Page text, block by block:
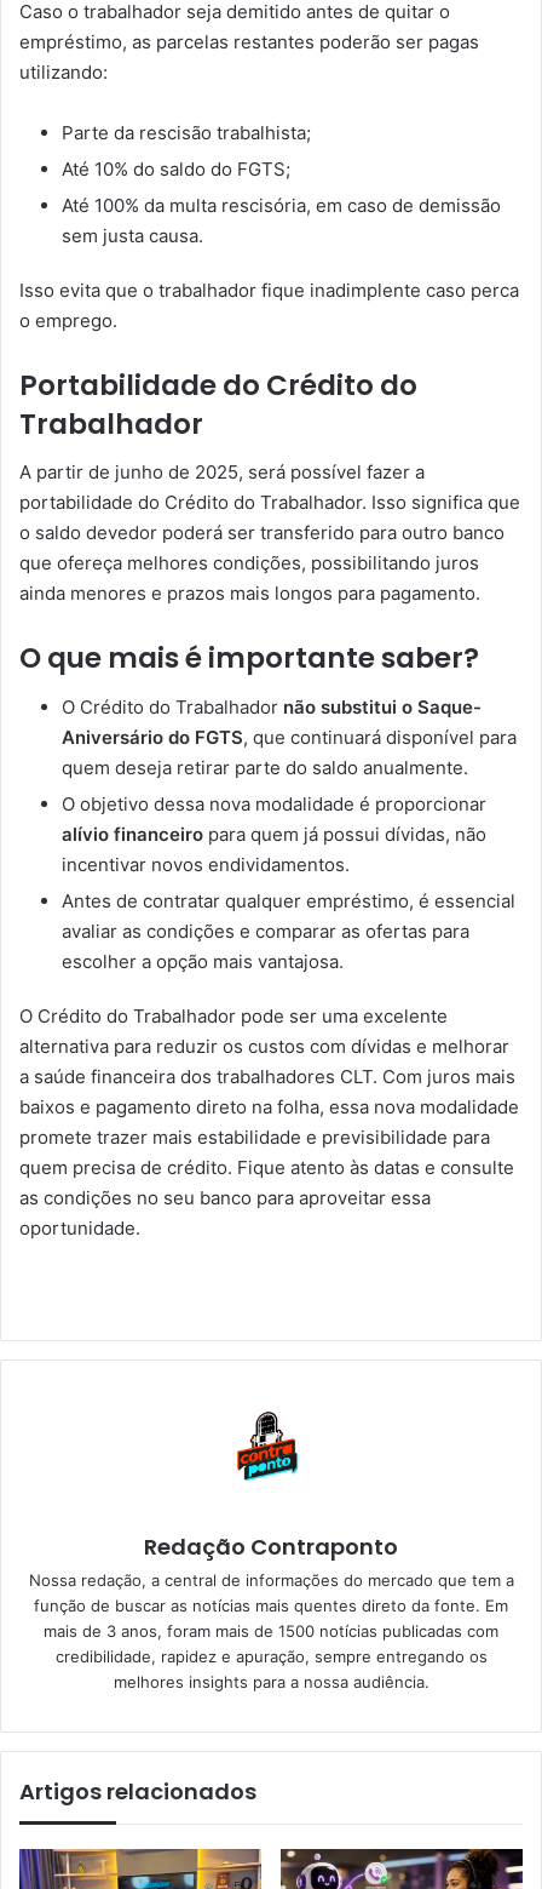
Caso o trabalhador seja demitido antes de quitar o
empréstimo, as parcelas restantes poderão ser pagas
utilizando:
Parte da rescisão trabalhista;
Até 10% do saldo do FGTS;
Até 100% da multa rescisória, em caso de demissão
sem justa causa.
Isso evita que o trabalhador fique inadimplente caso perca
o emprego.
Portabilidade do Crédito do
Trabalhador
A partir de junho de 2025, será possível fazer a
portabilidade do Crédito do Trabalhador. Isso significa que
o saldo devedor poderá ser transferido para outro banco
que ofereça melhores condições, possibilitando juros
ainda menores e prazos mais longos para pagamento.
O que mais é importante saber?
O Crédito do Trabalhador não substitui o Saque-
Aniversário do FGTS, que continuará disponível para
quem deseja retirar parte do saldo anualmente.
O objetivo dessa nova modalidade é proporcionar
alívio financeiro para quem já possui dívidas, não
incentivar novos endividamentos.
Antes de contratar qualquer empréstimo, é essencial
avaliar as condições e comparar as ofertas para
escolher a opção mais vantajosa.
O Crédito do Trabalhador pode ser uma excelente
alternativa para reduzir os custos com dívidas e melhorar
a saúde financeira dos trabalhadores CLT. Com juros mais
baixos e pagamento direto na folha, essa nova modalidade
promete trazer mais estabilidade e previsibilidade para
quem precisa de crédito. Fique atento às datas e consulte
as condições no seu banco para aproveitar essa
oportunidade.
Redação Contraponto
Nossa redação, a central de informações do mercado que tem a
função de buscar as notícias mais quentes direto da fonte. Em
mais de 3 anos, foram mais de 1500 notícias publicadas com
credibilidade, rapidez e apuração, sempre entregando os
melhores insights para a nossa audiência.
Artigos relacionados